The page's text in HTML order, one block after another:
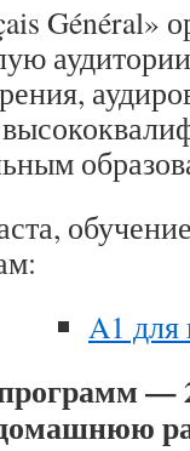
Général»
A1 для
—